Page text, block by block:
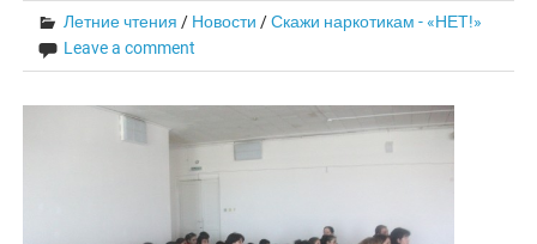
Летние чтения / Новости /Скажи наркотикам - «НЕТ!»
Leave a comment